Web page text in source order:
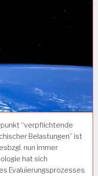
“verpflichtende
Belastungen” ist
nun immer
hat sich
Evaluierungsprozesses